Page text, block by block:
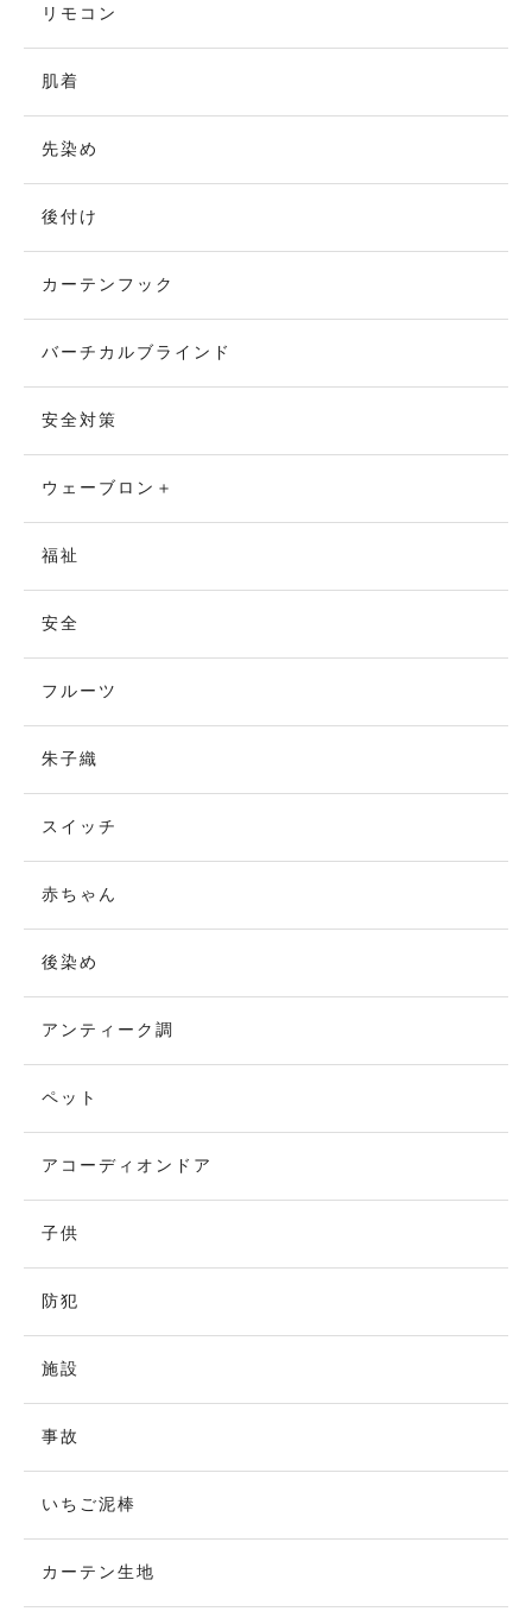
リモコン
肌着
先染め
後付け
カーテンフック
バーチカルブラインド
安全対策
ウェーブロン＋
福祉
安全
フルーツ
朱子織
スイッチ
赤ちゃん
後染め
アンティーク調
ペット
アコーディオンドア
子供
防犯
施設
事故
いちご泥棒
カーテン生地